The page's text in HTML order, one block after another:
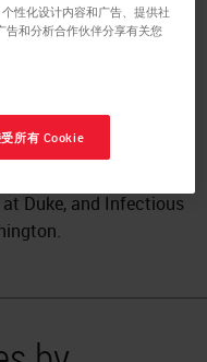
diagnostics for
been developing the
the GeneXpert at
Duke, and Infectious
性化设计内容和广告、提供社
告和分析合作伙伴分享有关您
所有 Cookie